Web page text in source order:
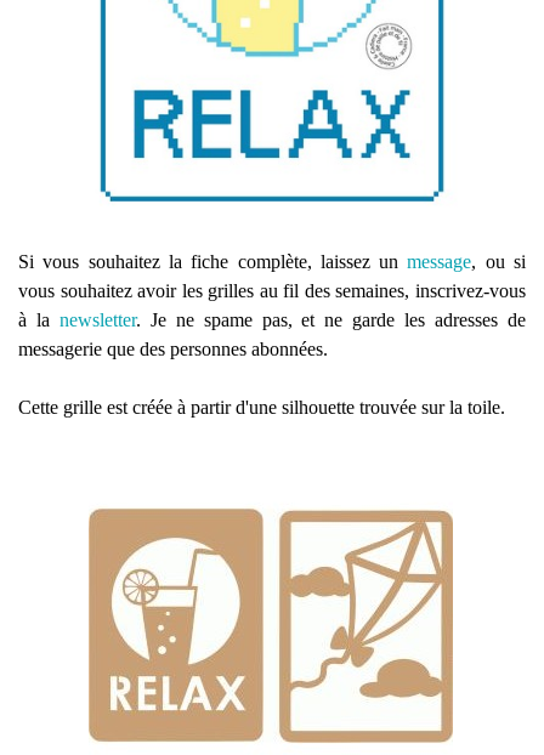
Si vous souhaitez la fiche complète, laissez unmessage, ou si
vous souhaitez avoir les grilles au fil des semaines, inscrivez-vous
à la newsletter. Je ne spame pas, et ne garde les adresses de
messagerie que des personnes abonnées.
Cette grille est créée à partir d'une silhouette trouvée sur la toile.